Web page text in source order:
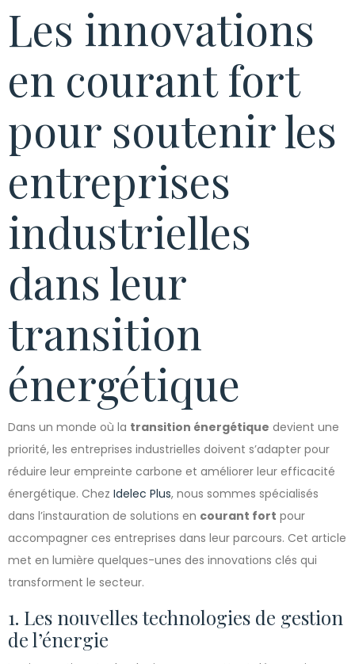
Les innovations
en courant fort
pour soutenir les
entreprises
industrielles
dans leur
transition
énergétique
Dans un monde où la transition énergétique devient une
priorité, les entreprises industrielles doivent s’adapter pour
réduire leur empreinte carbone et améliorer leur efficacité
énergétique. Chez Idelec Plus, nous sommes spécialisés
dans l’instauration de solutions en courant fort pour
accompagner ces entreprises dans leur parcours. Cet article
met en lumière quelques-unes des innovations clés qui
transforment le secteur.
1. Les nouvelles technologies de gestion
de l’énergie